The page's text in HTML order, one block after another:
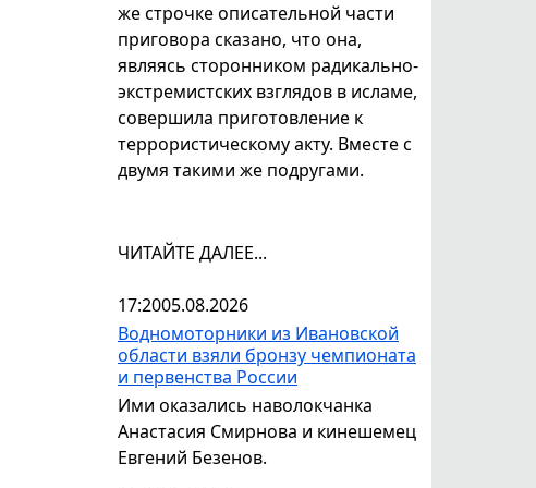
же строчке описательной части
приговора сказано, что она,
являясь сторонником радикально-
экстремистских взглядов в исламе,
совершила приготовление к
террористическому акту. Вместе с
двумя такими же подругами.
ЧИТАЙТЕ ДАЛЕЕ...
17:2005.08.2026
Водномоторники из Ивановской
области взяли бронзу чемпионата
и первенства России
Ими оказались наволокчанка
Анастасия Смирнова и кинешемец
Евгений Безенов.